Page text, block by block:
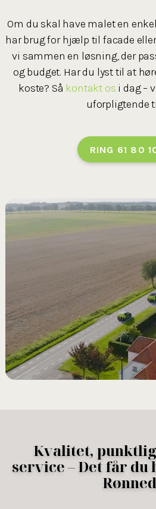
Om du skal have malet en
har brug for hjælp til facade
vi sammen en løsning, der
og budget. Har du lyst til at
koste? Så kontakt os i dag –
uforpligtende
RING 61 80
Kvalitet,
service – Det får du